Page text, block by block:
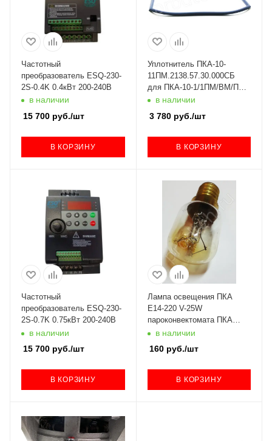
Частотный
преобразователь ESQ-230-
2S-0.4K 0.4кВт 200-240В
в наличии
15 700 руб./шт
В КОРЗИНУ
Уплотнитель ПКА-10-
11ПМ.2138.57.30.000СБ
для ПКА-10-1/1ПМ/ВМ/ПП
Абат (с 2010 года) код
в наличии
3 780руб./шт
В КОРЗИНУ
Частотный
преобразователь ESQ-230-
2S-0.7K 0.75кВт 200-240В
в наличии
15 700 руб./шт
В КОРЗИНУ
Лампа освещения ПКА
Е14-220 V-25W
пароконвектомата ПКА
Абат 120000060475
в наличии
160руб./шт
В КОРЗИНУ